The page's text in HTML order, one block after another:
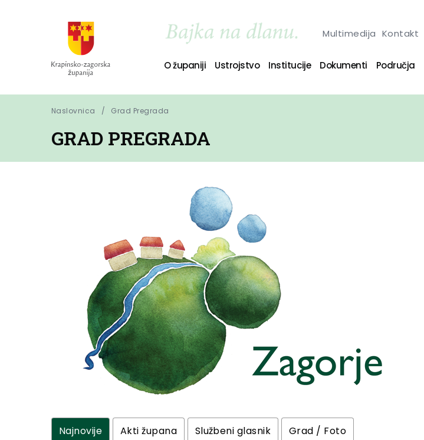
Multimedija Kontakt
O županiji Ustrojstvo Institucije Dokumenti Područja
Naslovnica Grad Pregrada
GRAD PREGRADA
Najnovije Akti župana Službeni glasnik Grad / Foto